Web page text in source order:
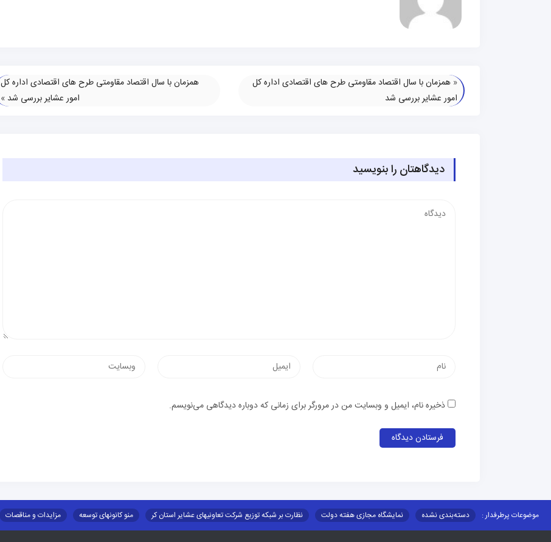
« همزمان با سال اقتصاد مقاومتی طرح های اقتصادی اداره کل
امور عشایر بررسی شد
همزمان با سال اقتصاد مقاومتی طرح های اقتصادی اداره کل
امور عشایر بررسی شد »
دیدگاهتان را بنویسید
پست
وب‌سایت
ذخیره نام، ایمیل و وبسایت من در مرورگر برای زمانی که دوباره دیدگاهی می‌نویسم.
موضوعات پرطرفدار : دسته‌بندی نشده نمایشگاه مجازی هفته دولت نظارت بر شبکه توزیع شرکت تعاونیهای عشایر استان کر منو کانونهای توسعه مزایدات و مناقصات